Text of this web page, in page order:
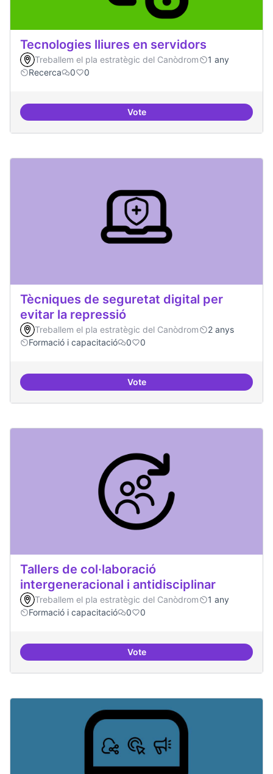
Tecnologies lliures en servidors
Treballem el pla estratègic del Canòdrom
1 any
Recerca
0 0
VoteTecnologies lliures en servidors
Tècniques de seguretat digital per
evitar la repressió
Treballem el pla estratègic del Canòdrom
2 anys
Formació i capacitació
0 0
VoteTècniques de seguretat digital
Tallers de col·laboració
intergeneracional i antidisciplinar
Treballem el pla estratègic del Canòdrom
1 any
Formació i capacitació
0 0
VoteTallers de col·laboració